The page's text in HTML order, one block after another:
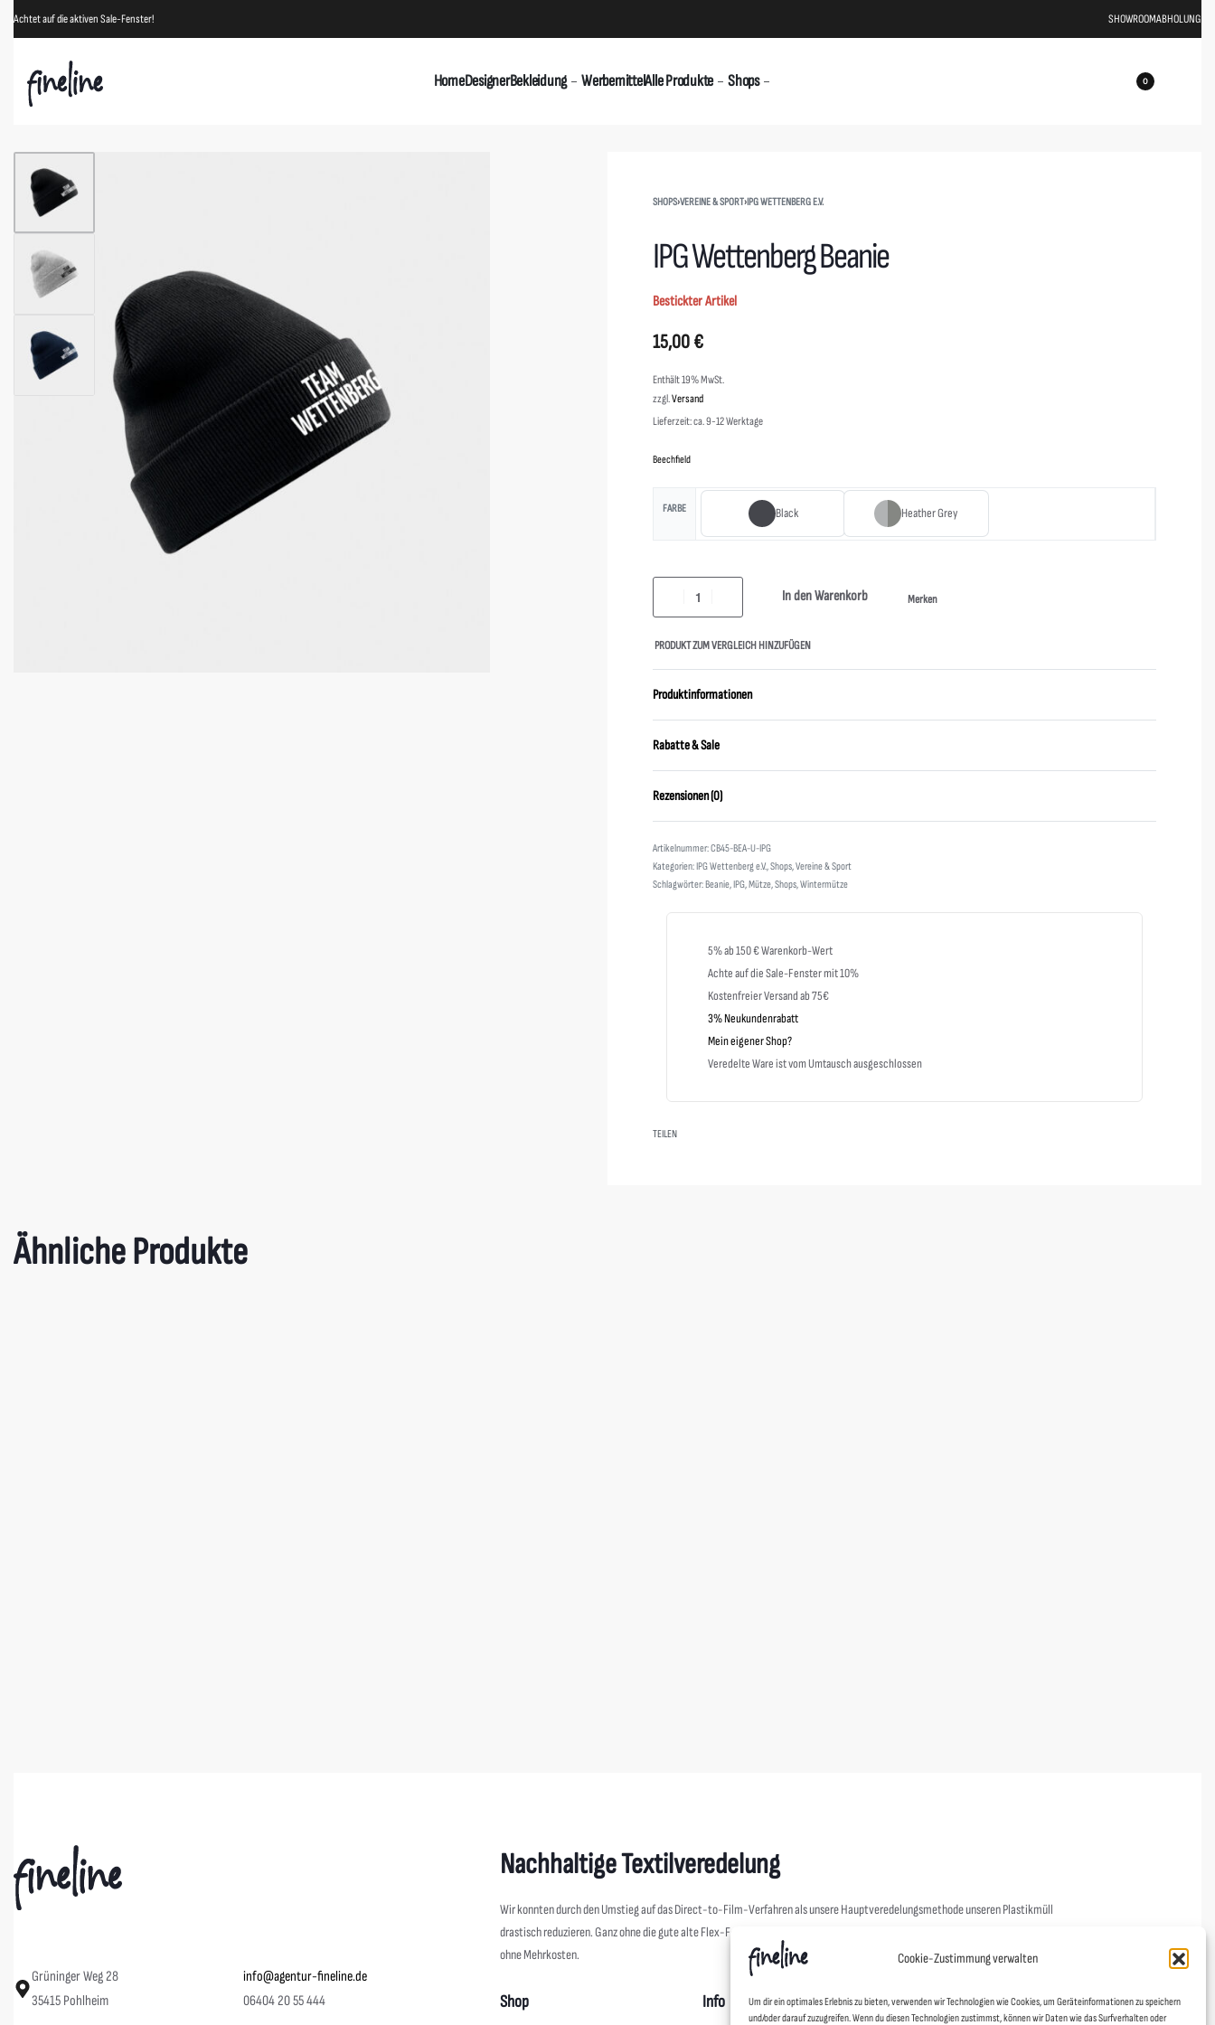
Cookie-Zustimmung verwalten
Um dir ein optimales Erlebnis zu bieten, verwenden wir Technologien wie Cookies, um Geräteinformationen zu speichern
und/oder darauf zuzugreifen. Wenn du diesen Technologien zustimmst, können wir Daten wie das Surfverhalten oder
Achtet auf die aktiven Sale-Fenster! SHOWROOMABHOLUNG
HomeDesignerBekleidung WerbemittelAlle Produkte Shops 0
SHOPS›VEREINE & SPORT›IPG WETTENBERG E.V.
IPG Wettenberg Beanie
Bestickter Artikel
15,00€
Enthält 19% MwSt.
zzgl.Versand
Lieferzeit: ca. 9-12 Werktage
Beechfield
FARBE Black Heather Grey
In den Warenkorb Merken
PRODUKT ZUM VERGLEICH HINZUFÜGEN
Produktinformationen
Rabatte & Sale
Rezensionen (0)
CB45-BEA-U-IPG
Kategorien:IPG Wettenberg e.V.,Shops,Vereine & Sport
Schlagwörter:Beanie,IPG,Mütze,Shops,Wintermütze
5% ab 150 € Warenkorb-Wert
Achte auf die Sale-Fenster mit 10%
Kostenfreier Versand ab 75€
3% Neukundenrabatt
Mein eigener Shop?
Veredelte Ware ist vom Umtausch ausgeschlossen
TEILEN
Ähnliche Produkte
Grüninger Weg 28
35415 Pohlheim
info@agentur-fineline.de
06404 20 55 444
Nachhaltige Textilveredelung
Wir konnten durch den Umstieg auf das Direct-to-Film-Verfahren als unsere Hauptveredelungsmethode unseren Plastikmüll
drastisch reduzieren. Ganz ohne die gute alte Flex-Folie geht es aber nicht. Unsere Garne sind aus nachhaltiger Produktion und das
ohne Mehrkosten.
Shop Info Links